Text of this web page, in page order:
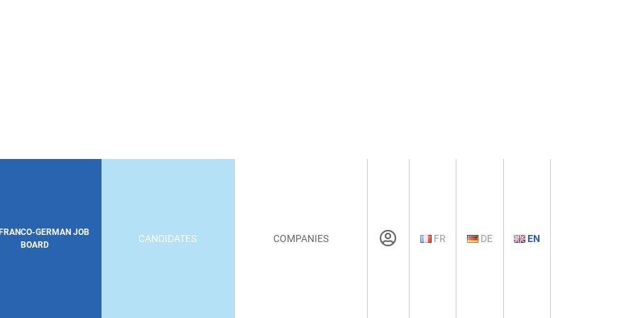
GERMAN JOB
BOARD
CANDIDATES COMPANIES FR DE EN